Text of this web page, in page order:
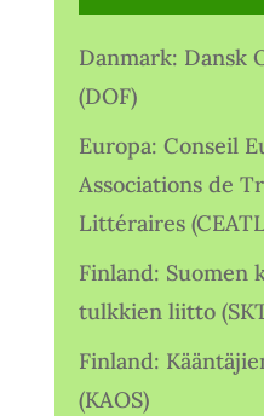
Danmark: Dansk
(DOF)
Europa: Conseil
Associations de
Littéraires
Finland: Suomen
tulkkien liitto
Finland:
(KAOS)